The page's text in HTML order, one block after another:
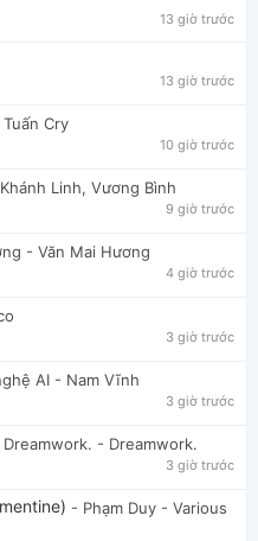
13 giờ trước
13 giờ trước
Cry
10 giờ trước
Linh, Vương Bình
9 giờ trước
- Văn Mai Hương
4 giờ trước
3 giờ trước
AI - Nam Vĩnh
3 giờ trước
Dreamwork. - Dreamwork.
3 giờ trước
- Phạm Duy - Various